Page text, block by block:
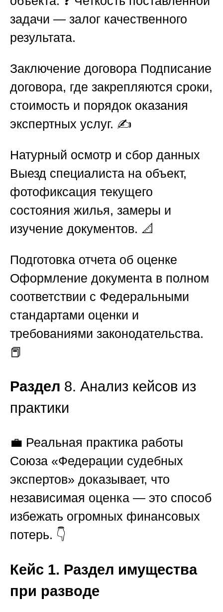
задачи — залог качественного
результата.
Заключение договора Подписание
договора, где закрепляются сроки,
стоимость и порядок оказания
экспертных услуг. ✍️
Натурный осмотр и сбор данных
Выезд специалиста на объект,
фотофиксация текущего
состояния жилья, замеры и
изучение документов. 📐
Подготовка отчета об оценке
Оформление документа в полном
соответствии с Федеральными
стандартами оценки и
требованиями законодательства.
📕
Раздел 8. Анализ кейсов из
практики
💼 Реальная практика работы
Союза «Федерации судебных
экспертов» доказывает, что
независимая оценка — это способ
избежать огромных финансовых
потерь. 👇
Кейс 1. Раздел имущества
при разводе